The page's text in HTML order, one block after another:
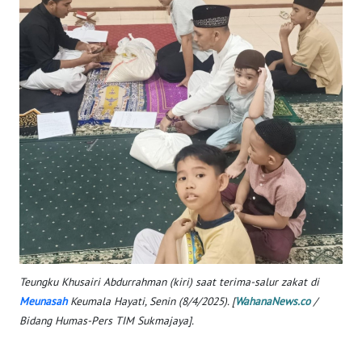
Teungku Khusairi Abdurrahman (kiri) saat terima-salur zakat di
MeunasahKeumala Hayati, Senin (8/4/2025). [WahanaNews.co/
Bidang Humas-Pers TIM Sukmajaya].
WN
WN
SULTRA
WN
NTB
WN
SULTENG
WN
BABEL